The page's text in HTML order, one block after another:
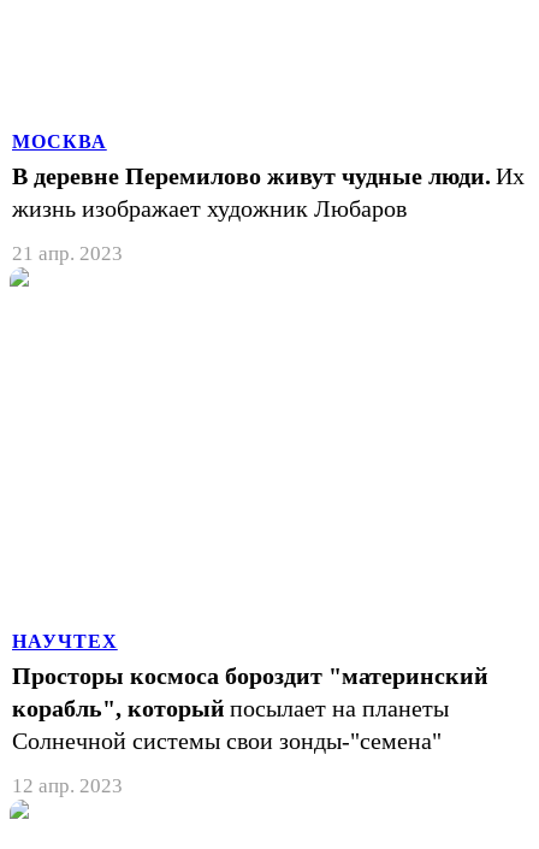
МОСКВА
В деревне Перемилово живут чудные люди. Их
жизнь изображает художник Любаров
21 апр. 2023
НАУЧТЕХ
Просторы космоса бороздит "материнский
корабль", который посылает на планеты
Солнечной системы свои зонды-"семена"
12 апр. 2023